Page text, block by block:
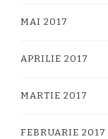
MAI 2017
APRILIE 2017
MARTIE 2017
FEBRUARIE 2017